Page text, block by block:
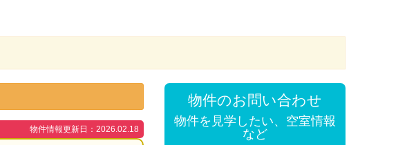
物件情報更新日：2026.02.18
物件のお問い合わせ
物件を見学したい、空室情報
など